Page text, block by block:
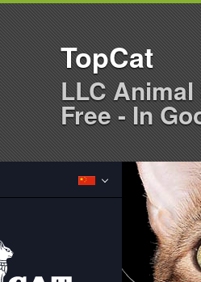
TopCat
LLC
Free - In